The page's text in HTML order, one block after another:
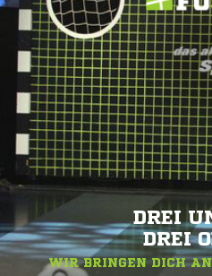
DREI
DREI
WIR BRINGEN DICH